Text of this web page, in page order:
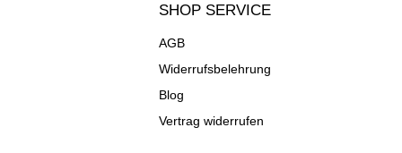
SHOP SERVICE
AGB
Widerrufsbelehrung
Blog
Vertrag widerrufen